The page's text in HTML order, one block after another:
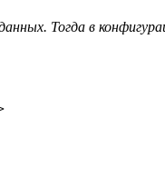
Тогда в